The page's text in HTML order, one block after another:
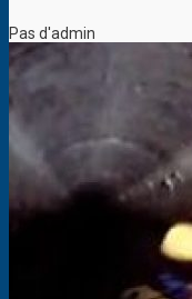
Pas d'admin